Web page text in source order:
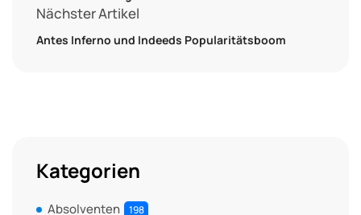
Nächster Artikel
Antes Inferno und Indeeds Popularitätsboom
Kategorien
Absolventen 198